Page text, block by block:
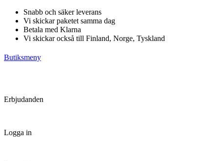
Hoppa
innehåll
Snabb och säker leverans
Vi skickar paketet samma dag
Betala med Klarna
Vi skickar också till Finland, Norge, Tyskland
Butiksmeny
Erbjudanden
Logga in